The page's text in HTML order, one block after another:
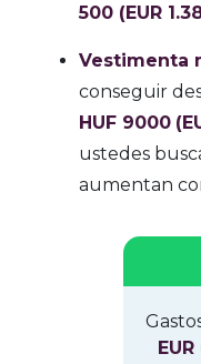
500 (EUR
Vestimenta
conseguir
HUF 9000
ustedes
aumentan